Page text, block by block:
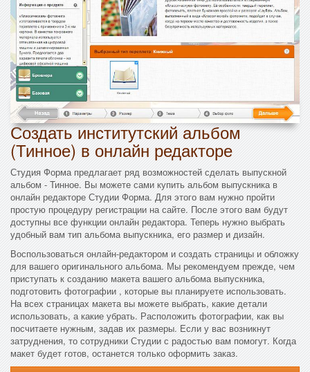
Создать институтский альбом
(Тинное) в онлайн редакторе
Студия Форма предлагает ряд возможностей сделать выпускной
альбом - Тинное. Вы можете сами купить альбом выпускника в
онлайн редакторе Студии Форма. Для этого вам нужно пройти
простую процедуру регистрации на сайте. После этого вам будут
доступны все функции онлайн редактора. Теперь нужно выбрать
удобный вам тип альбома выпускника, его размер и дизайн.
Воспользоваться онлайн-редактором и создать страницы и обложку
для вашего оригинального альбома. Мы рекомендуем прежде, чем
приступать к созданию макета вашего альбома выпускника,
подготовить фотографии , которые вы планируете использовать.
На всех страницах макета вы можете выбрать, какие детали
использовать, а какие убрать. Расположить фотографии, как вы
посчитаете нужным, задав их размеры. Если у вас возникнут
затруднения, то сотрудники Студии с радостью вам помогут. Когда
макет будет готов, останется только оформить заказ.